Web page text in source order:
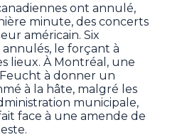
ont annulé,
minute, des concerts
américain. Six
le forçant à
lieux. À Montréal, une
à donner un
à la hâte, malgré les
municipale,
face à une amende de